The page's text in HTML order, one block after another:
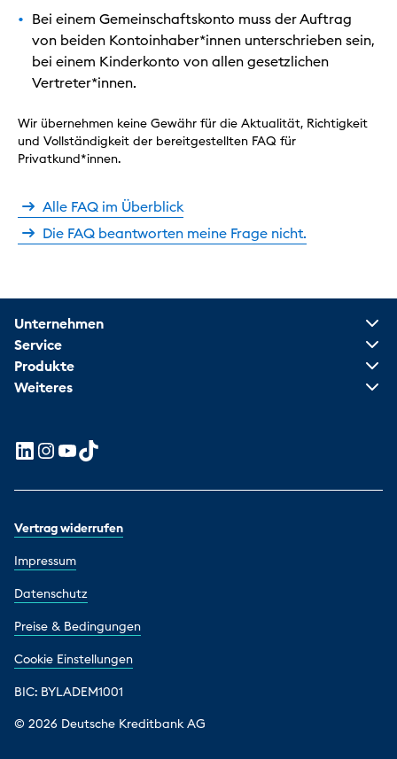
Bei einem Gemeinschaftskonto muss der Auftrag
von beiden Kontoinhaber*innen unterschrieben sein,
bei einem Kinderkonto von allen gesetzlichen
Vertreter*innen.
Wir übernehmen keine Gewähr für die Aktualität, Richtigkeit
und Vollständigkeit der bereitgestellten FAQ für
Privatkund*innen.
Alle FAQ im Überblick
Die FAQ beantworten meine Frage nicht.
Unternehmen
Service
Produkte
Weiteres
© 2026 Deutsche Kreditbank AG
Vertrag widerrufen
Impressum
Datenschutz
Preise & Bedingungen
Cookie Einstellungen
BIC: BYLADEM1001